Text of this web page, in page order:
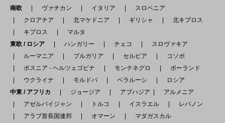
南欧
ヴァチカン イタリア
スロベニア
クロアチア
北マケドニア ギリシャ
北キプロス
キプロス
マルタ
東欧 / ロシア
ハンガリー チェコ
スロヴァキア
ルーマニア
ブルガリア セルビア
コソボ
ボスニア - ヘルツェゴビナ
モンテネグロ
ポーランド
ウクライナ
モルドバ ベラルーシ
ロシア
中東 / アフリカ
ジョージア アブハジア
アルメニア
アゼルバイジャン
トルコ イスラエル
レバノン
アラブ首長国連邦
オマーン
マダガスカル